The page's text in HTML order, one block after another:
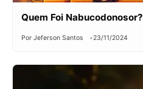
Quem Foi Nabucodonosor?
Por Jeferson Santos 23/11/2024